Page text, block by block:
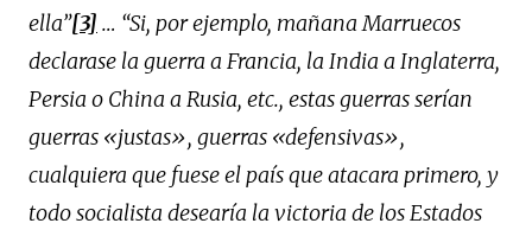
ella”[3] … “Si, por ejemplo, mañana Marruecos
declarase la guerra a Francia, la India a Inglaterra,
Persia o China a Rusia, etc., estas guerras serían
guerras «justas», guerras «defensivas»,
cualquiera que fuese el país que atacara primero, y
todo socialista desearía la victoria de los Estados